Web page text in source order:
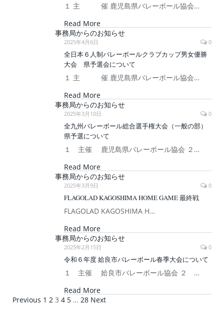
１ 主 催 鹿児島県バレーボール協会…
Read More
事務局からのお知らせ
2025年4月6日 0
全日本６人制バレーボールクラブカップ男女優勝
大会 県予選会について
１ 主 催 鹿児島県バレーボール協会…
Read More
事務局からのお知らせ
2025年3月10日 0
全九州バレーボール総合選手権大会（一般の部）
県予選について
１ 主催 鹿児島県バレーボール協会 ２…
Read More
事務局からのお知らせ
2025年3月9日 0
FLAGOLAD KAGOSHIMA HOME GAME 最終戦
FLAGOLAD KAGOSHIMA H…
Read More
事務局からのお知らせ
2025年2月15日 0
令和６年度 姶良市バレーボール春季大会について
１ 主催 姶良市バレーボール協会 ２ …
Read More
Previous 1 2 3 4 5 … 28 Next